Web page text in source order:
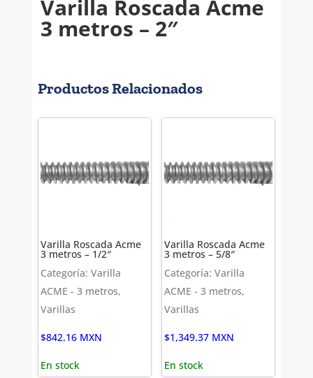
Varilla Roscada Acme
3 metros – 2″
Productos Relacionados
Varilla Roscada Acme
3 metros – 1/2″
Categoría: Varilla
ACME - 3 metros,
Varillas
$842.16 MXN
En stock
Varilla Roscada Acme
3 metros – 5/8″
Categoría: Varilla
ACME - 3 metros,
Varillas
$1,349.37 MXN
En stock